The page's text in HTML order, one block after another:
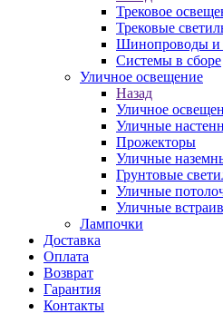
Трековое
Трековые
Шинопроводы и
Системы в сборе
Уличное освещение
Назад
Уличное
Уличные
Прожекторы
Уличные
Грунтовые
Уличные
Уличные
Лампочки
Доставка
Оплата
Возврат
Гарантия
Контакты